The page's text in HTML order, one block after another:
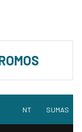
NT SUMAS